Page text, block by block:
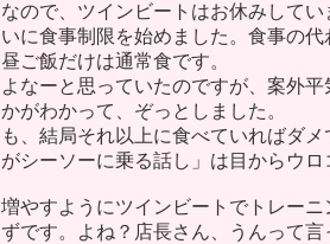
ので、ツインビートはお休みしてい
に食事制限を始めました。食事の
ご飯だけは通常食です。
なーと思っていたのですが、案外
がわかって、ぞっとしました。
、結局それ以上に食べていればダ
シーソーに乗る話し」は目からウロ
やすようにツインビートでトレー
です。よね？店長さん、うんって言